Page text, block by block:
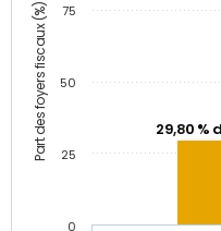
Part des foyers fiscaux (%) 29,80 %
0
25
50
75